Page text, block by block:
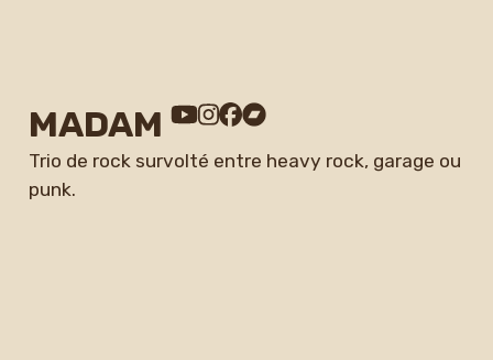
MADAM
Trio de rock survolté entre heavy rock, garage ou
punk.